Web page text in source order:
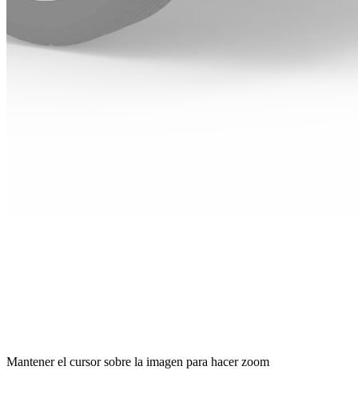
Mantener el cursor sobre la imagen para hacer zoom